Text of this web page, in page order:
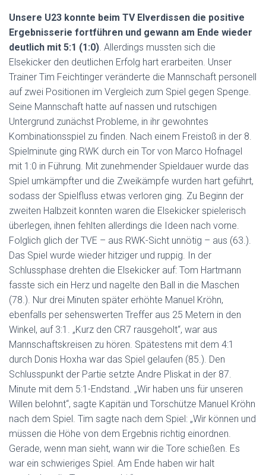
Unsere U23 konnte beim TV Elverdissen die positive
Ergebnisserie fortführen und gewann am Ende wieder
deutlich mit 5:1 (1:0). Allerdings mussten sich die
Elsekicker den deutlichen Erfolg hart erarbeiten. Unser
Trainer Tim Feichtinger veränderte die Mannschaft personell
auf zwei Positionen im Vergleich zum Spiel gegen Spenge.
Seine Mannschaft hatte auf nassen und rutschigen
Untergrund zunächst Probleme, in ihr gewohntes
Kombinationsspiel zu finden. Nach einem Freistoß in der 8.
Spielminute ging RWK durch ein Tor von Marco Hofnagel
mit 1:0 in Führung. Mit zunehmender Spieldauer wurde das
Spiel umkämpfter und die Zweikämpfe wurden hart geführt,
sodass der Spielfluss etwas verloren ging. Zu Beginn der
zweiten Halbzeit konnten waren die Elsekicker spielerisch
überlegen, ihnen fehlten allerdings die Ideen nach vorne.
Folglich glich der TVE – aus RWK-Sicht unnötig – aus (63.).
Das Spiel wurde wieder hitziger und ruppig. In der
Schlussphase drehten die Elsekicker auf: Tom Hartmann
fasste sich ein Herz und nagelte den Ball in die Maschen
(78.). Nur drei Minuten später erhöhte Manuel Kröhn,
ebenfalls per sehenswerten Treffer aus 25 Metern in den
Winkel, auf 3:1. „Kurz den CR7 rausgeholt“, war aus
Mannschaftskreisen zu hören. Spätestens mit dem 4:1
durch Donis Hoxha war das Spiel gelaufen (85.). Den
Schlusspunkt der Partie setzte Andre Pliskat in der 87.
Minute mit dem 5:1-Endstand. „Wir haben uns für unseren
Willen belohnt“, sagte Kapitän und Torschütze Manuel Kröhn
nach dem Spiel. Tim sagte nach dem Spiel: „Wir können und
müssen die Höhe von dem Ergebnis richtig einordnen.
Gerade, wenn man sieht, wann wir die Tore schießen. Es
war ein schwieriges Spiel. Am Ende haben wir halt